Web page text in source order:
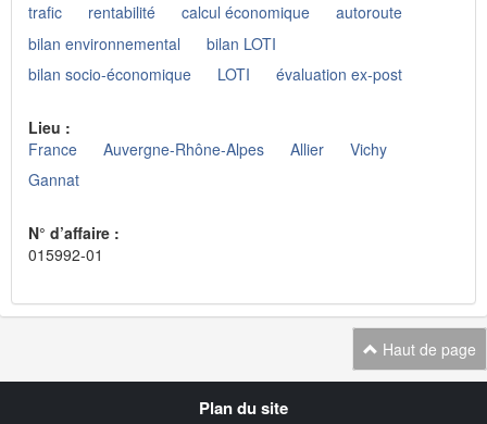
trafic
rentabilité calcul économique
autoroute
bilan environnemental
bilan LOTI
bilan socio-économique
LOTI évaluation ex-post
Lieu :
France
Auvergne-Rhône-Alpes Allier
Vichy
Gannat
N° d’affaire :
015992-01
Haut de page
Plan du site